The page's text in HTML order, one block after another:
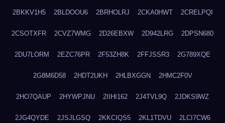
2BKKV1H5 2BLDOOU6 2BRHOLRJ 2CKA0HWT 2CRELPQI
2CSOTXFR 2CVZ7WMG 2D26EBXW 2D942LRG 2DPSN680
2DU7LORM 2EZC76PR 2F53ZH8K 2FFJSSR3 2G789XQE
2G8M6D58 2HDT2UKH 2HLBXGGN 2HMC2F0V
2HO7QAUP 2HYWPJNU 2IIHI162 2J4TVL9Q 2JDKS9WZ
2JG4QYDE 2JSJLGSQ 2KKCIQS5 2KL1TDVU 2LCI7CW6